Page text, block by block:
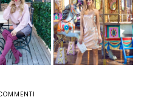
IL CAPO
SEQUINS, PLEASE!